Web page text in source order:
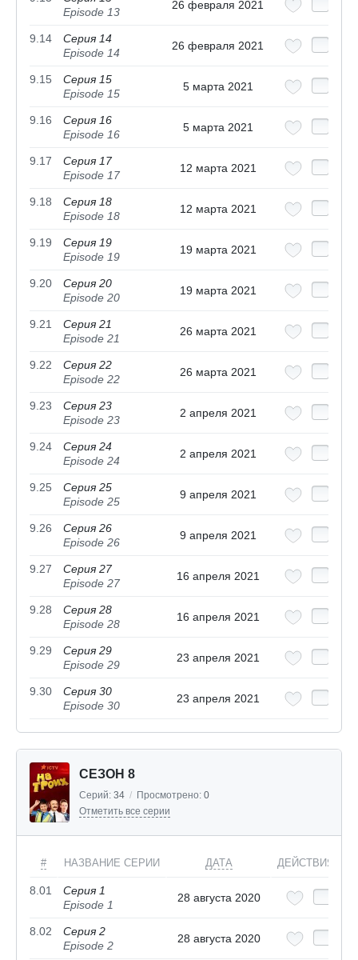
Episode 13
26 февраля 2021
9.14
Серия 14
Episode 14
26 февраля 2021
9.15
Серия 15
Episode 15
5 марта 2021
9.16
Серия 16
Episode 16
5 марта 2021
9.17
Серия 17
Episode 17
12 марта 2021
9.18
Серия 18
Episode 18
12 марта 2021
9.19
Серия 19
Episode 19
19 марта 2021
9.20
Серия 20
Episode 20
19 марта 2021
9.21
Серия 21
Episode 21
26 марта 2021
9.22
Серия 22
Episode 22
26 марта 2021
9.23
Серия 23
Episode 23
2 апреля 2021
9.24
Серия 24
Episode 24
2 апреля 2021
9.25
Серия 25
Episode 25
9 апреля 2021
9.26
Серия 26
Episode 26
9 апреля 2021
9.27
Серия 27
Episode 27
16 апреля 2021
9.28
Серия 28
Episode 28
16 апреля 2021
9.29
Серия 29
Episode 29
23 апреля 2021
9.30
Серия 30
Episode 30
23 апреля 2021
СЕЗОН 8
Серий: 34 / Просмотрено: 0
Отметить все серии
# НАЗВАНИЕ СЕРИИ ДАТА ДЕЙСТВИЯ
8.01
Серия 1
Episode 1
28 августа 2020
8.02
Серия 2
Episode 2
28 августа 2020